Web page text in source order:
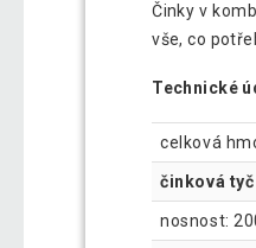
Činky v
vše, co
Technické
celková
činková tyč
nosnost: